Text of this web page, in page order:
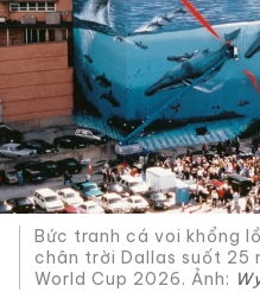
Bức tranh cá voi khổng
chân trời Dallas suốt 25
World Cup 2026. Ảnh: